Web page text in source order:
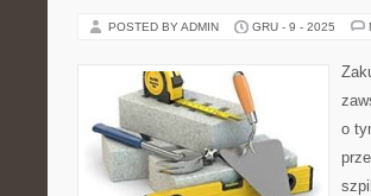
POSTED BY ADMIN GRU - 9 - 2025
o